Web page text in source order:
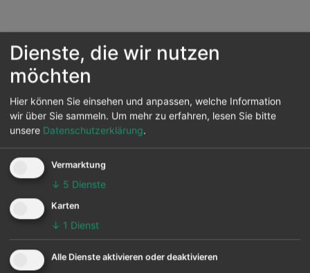
Wir laden die aktuellsten Flüge für Sie....
Sie suchen nach weiteren Infos zum Airport Murmansk
? Dann finden Sie hier auch das Airport-Profil von
Flugverbindungen zum
Flughafen Murmansk ab
deutschen Airports:
Dienste, die wir nutzen
möchten
Hier können Sie einsehen und anpassen, welche Information
wir über Sie sammeln. Um mehr zu erfahren, lesen Sie bitte
unsere Datenschutzerklärung.
Vermarktung
↓ 5 Dienste
Karten
↓ 1 Dienst
Alle Dienste aktivieren oder deaktivieren